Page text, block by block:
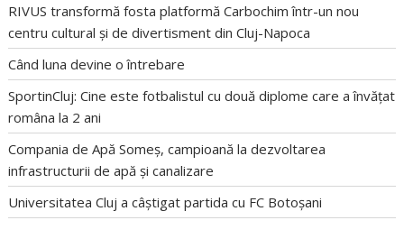
RIVUS transformă fosta platformă Carbochim într-un nou
centru cultural și de divertisment din Cluj-Napoca
Când luna devine o întrebare
SportinCluj: Cine este fotbalistul cu două diplome care a învățat
româna la 2 ani
Compania de Apă Someș, campioană la dezvoltarea
infrastructurii de apă și canalizare
Universitatea Cluj a câștigat partida cu FC Botoșani